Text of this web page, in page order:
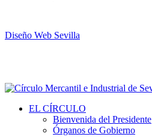
Diseño Web Sevilla
EL CÍRCULO
Bienvenida del Presidente
Órganos de Gobierno